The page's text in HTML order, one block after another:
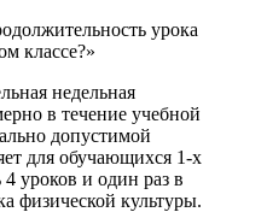
урока
классе?»
недельная
в течение учебной
допустимой
для обучающихся 1-х
уроков и один раз в
физической культуры.